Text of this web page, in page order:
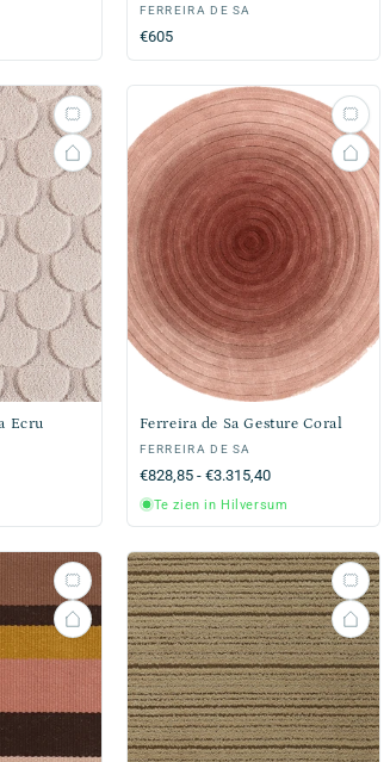
Verkoper:
FERREIRA DE SA
Normale
prijs
€605
Ecru Ferreira de Sa Gesture Coral
Verkoper:
FERREIRA DE SA
Normale
prijs
€828,85 - €3.315,40
Te zien in Hilversum